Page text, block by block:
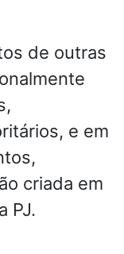
de outras
e em
criada em
PJ.